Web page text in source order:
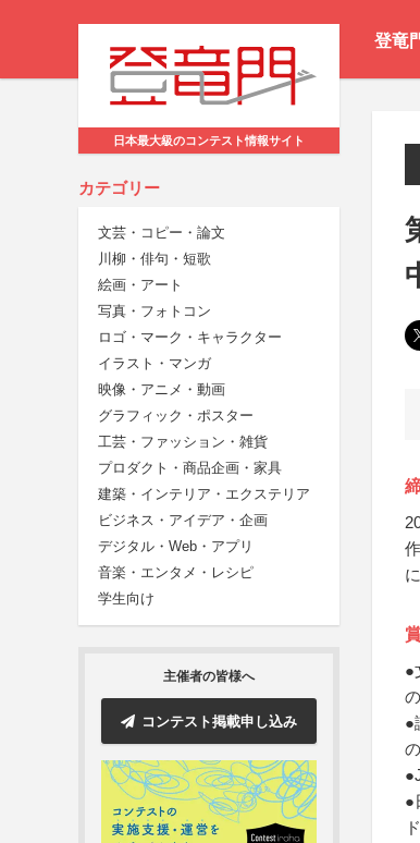
登竜
日本最大級のコンテスト情報サイト
カテゴリー
文芸・コピー・論文
川柳・俳句・短歌
絵画・アート
写真・フォトコン
ロゴ・マーク・キャラクター
イラスト・マンガ
映像・アニメ・動画
グラフィック・ポスター
工芸・ファッション・雑貨
プロダクト・商品企画・家具
建築・インテリア・エクステリア
ビジネス・アイデア・企画
デジタル・Web・アプリ
音楽・エンタメ・レシピ
学生向け
主催者の皆様へ
コンテスト掲載申し込み
●
●
●